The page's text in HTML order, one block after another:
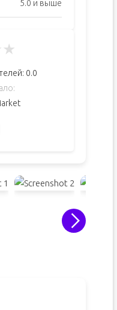
5.0 и выше
★
0.0